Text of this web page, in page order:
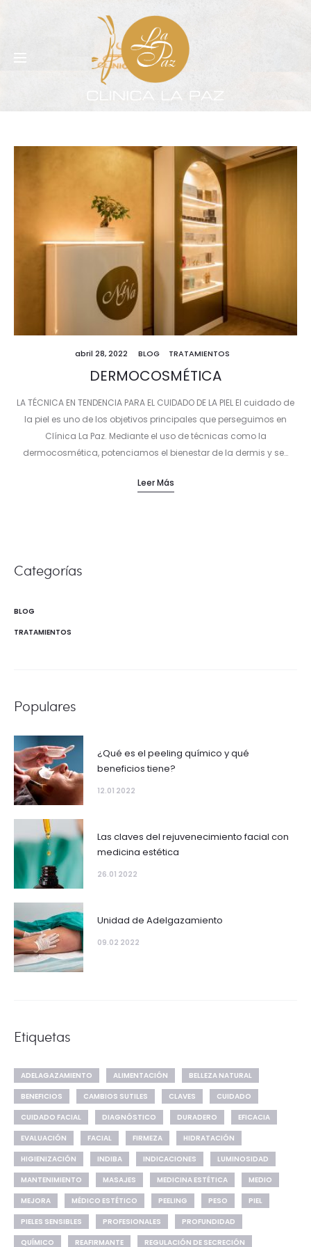
abril 28, 2022 BLOG TRATAMIENTOS
DERMOCOSMÉTICA
LA TÉCNICA EN TENDENCIA PARA EL CUIDADO DE LA PIEL El cuidado de
la piel es uno de los objetivos principales que perseguimos en
Clínica La Paz. Mediante el uso de técnicas como la
dermocosmética, potenciamos el bienestar de la dermis y se…
Leer Más
Categorías
BLOG
TRATAMIENTOS
Populares
¿Qué es el peeling químico y qué
beneficios tiene?
12.01 2022
Las claves del rejuvenecimiento facial con
medicina estética
26.01 2022
Unidad de Adelgazamiento
09.02 2022
Etiquetas
ADELAGAZAMIENTO ALIMENTACIÓN
BELLEZA NATURAL
BENEFICIOS
CAMBIOS SUTILES CLAVES
CUIDADO
CUIDADO FACIAL
DIAGNÓSTICO DURADERO
EFICACIA
EVALUACIÓN
FACIAL FIRMEZA
HIDRATACIÓN
HIGIENIZACIÓN
INDIBA INDICACIONES
LUMINOSIDAD
MANTENIMIENTO
MASAJES MEDICINA ESTÉTICA
MEDIO
MEJORA
MÉDICO ESTÉTICO PEELING PESO
PIEL
PIELES SENSIBLES
PROFESIONALES
PROFUNDIDAD
QUÍMICO
REAFIRMANTE
REGULACIÓN DE SECRECIÓN